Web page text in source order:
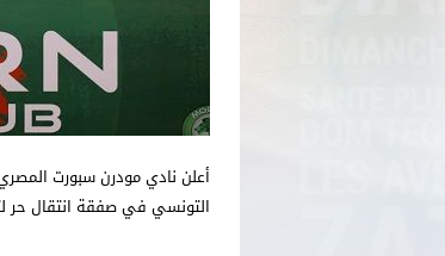
أعلن نادي مودرن سبورت
التونسي في صفقة انتقال حر